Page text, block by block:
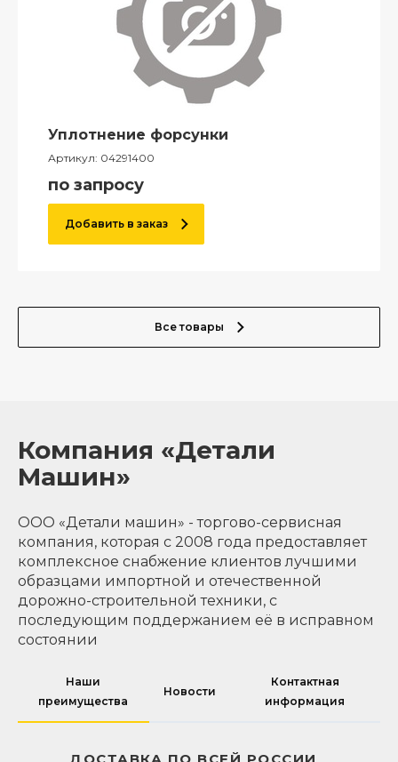
Уплотнение форсунки
Артикул: 04291400
по запросу
Добавить в заказ
Все товары
Компания «Детали
Машин»
ООО «Детали машин» - торгово-сервисная
компания, которая с 2008 года предоставляет
комплексное снабжение клиентов лучшими
образцами импортной и отечественной
дорожно-строительной техники, с
последующим поддержанием её в исправном
состоянии
Наши
преимущества
Новости
Контактная
информация